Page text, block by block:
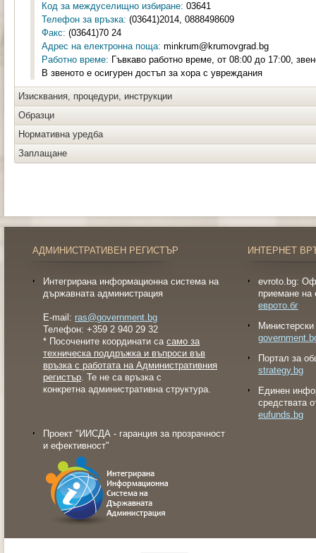
Код за междуселищно избиране: 03641
Телефон за връзка: (03641)2014, 0888498609
Факс: (03641)70 24
Адрес на електронна поща: minkrum@krumovgrad.bg
Работно време: Гъвкаво работно време, от 08:00 до 17:00,
В звеното е осигурен достъп за хора с увреждания
Изисквания, процедури, инструкции
Образци
Нормативна уредба
Заплащане
АДМИНИСТРАТИВЕН РЕГИСТЪР
Интегрирана информационна система на
държавната администрация
E-mail: ras@government.bg
Телефон: +359 2 940 29 32
* Посочените координати са само за
техническа поддръжка и въпроси във
връзка с работата на Административния
регистър. Те не са връзка с
конкретна административна структура.
Проект "ИИСДА - гаранция за прозрачност
и ефективност"
ИНТЕРНЕТ
evroto.bg:
приемане на
еврото.бг
Портал за
strategy.bg
Eдинен
средствата
eufunds.bg